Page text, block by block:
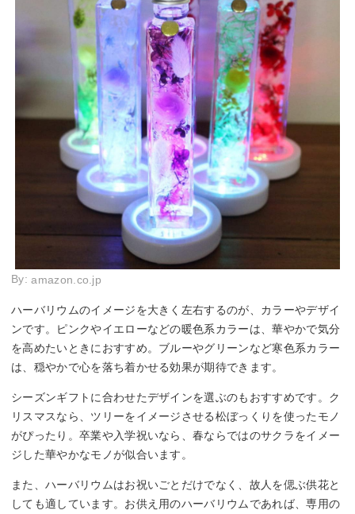
By:amazon.co.jp
ハーバリウムのイメージを大きく左右するのが、カラーやデザイ
ンです。ピンクやイエローなどの暖色系カラーは、華やかで気分
を高めたいときにおすすめ。ブルーやグリーンなど寒色系カラー
は、穏やかで心を落ち着かせる効果が期待できます。
シーズンギフトに合わせたデザインを選ぶのもおすすめです。ク
リスマスなら、ツリーをイメージさせる松ぼっくりを使ったモノ
がぴったり。卒業や入学祝いなら、春ならではのサクラをイメー
ジした華やかなモノが似合います。
また、ハーバリウムはお祝いごとだけでなく、故人を偲ぶ供花と
しても適しています。お供え用のハーバリウムであれば、専用の